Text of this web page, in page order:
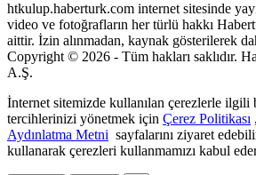
htkulup.haberturk.com internet sitesinde
video ve fotoğrafların her türlü hakkı
aittir. İzin alınmadan, kaynak gösterilerek
Copyright © 2026 - Tüm hakları saklıdır.
A.Ş.
İnternet sitemizde kullanılan çerezlerle ilgili
tercihlerinizi yönetmek için Çerez Politikası
Aydınlatma Metni sayfalarını ziyaret
kullanarak çerezleri kullanmamızı kabul